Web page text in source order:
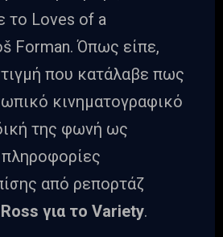
το Loves of a
Forman. Όπως είπε,
που κατάλαβε πως
κινηματογραφικό
της φωνή ως
από ρεπορτάζ
για το Variety.